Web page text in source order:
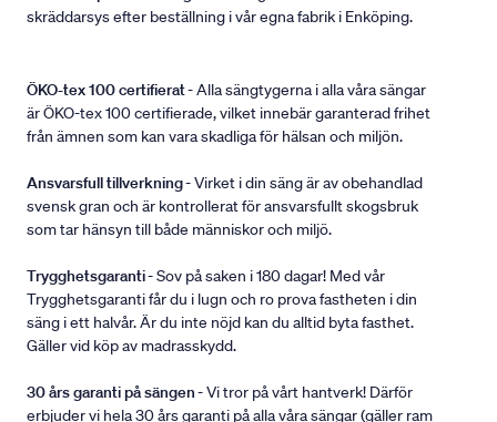
skräddarsys efter beställning i vår egna fabrik i Enköping.
ÖKO-tex 100 certifierat- Alla sängtygerna i alla våra sängar
är ÖKO-tex 100 certifierade, vilket innebär garanterad frihet
från ämnen som kan vara skadliga för hälsan och miljön.
Ansvarsfull tillverkning- Virket i din säng är av obehandlad
svensk gran och är kontrollerat för ansvarsfullt skogsbruk
som tar hänsyn till både människor och miljö.
Trygghetsgaranti- Sov på saken i 180 dagar! Med vår
Trygghetsgaranti får du i lugn och ro prova fastheten i din
säng i ett halvår. Är du inte nöjd kan du alltid byta fasthet.
Gäller vid köp av madrasskydd.
30 års garanti på sängen- Vi tror på vårt hantverk! Därför
erbjuder vi hela 30 års garanti på alla våra sängar (gäller ram